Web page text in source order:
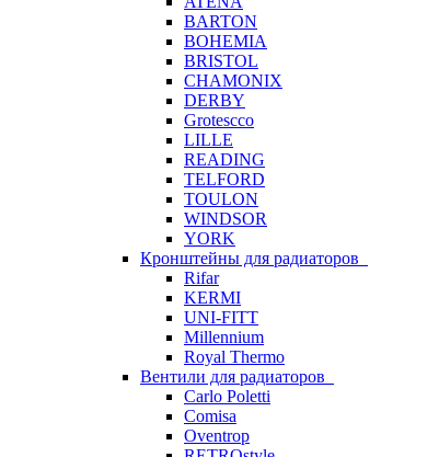
BARTON
BOHEMIA
BRISTOL
CHAMONIX
DERBY
Grotescco
LILLE
READING
TELFORD
TOULON
WINDSOR
YORK
Кронштейны для радиаторов
Rifar
KERMI
UNI-FITT
Millennium
Royal Thermo
Вентили для радиаторов
Carlo Poletti
Comisa
Oventrop